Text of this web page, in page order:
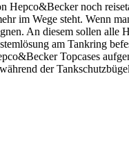
Hepco&Becker noch
im Wege steht. Wenn
An diesem sollen
am Tankring
Topcases
der